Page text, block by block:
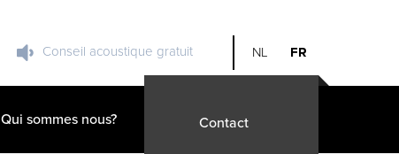
Conseil acoustique gratuit NL FR
Contact
Qui sommes nous?